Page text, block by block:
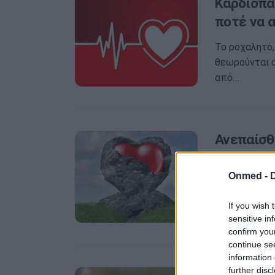
Onmed -
If you wish
sensitive
confirm
continue
information
further
ποτέ να
Το
θεωρούνται
από…
στην
Η έντονη